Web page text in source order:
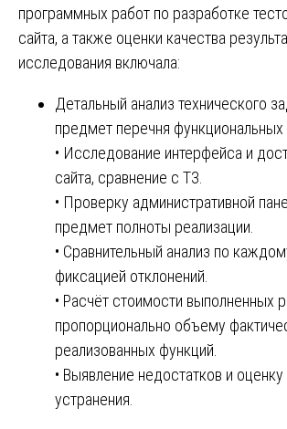
программных работ по разработке
сайта, а также оценки качества
исследования включала:
Детальный анализ технического
предмет перечня функциональных
• Исследование интерфейса и
сайта, сравнение с ТЗ.
• Проверку административной
предмет полноты реализации.
• Сравнительный анализ по
фиксацией отклонений.
• Расчёт стоимости выполненных
пропорционально объему
реализованных функций.
• Выявление недостатков и
устранения.